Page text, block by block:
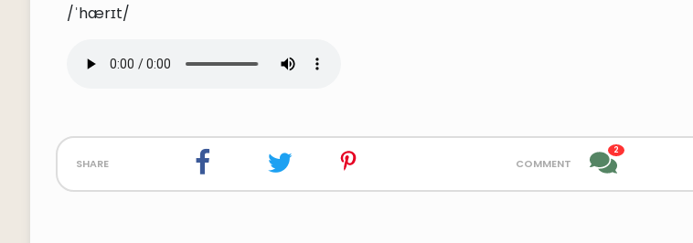
/ˈhærɪt/
share comment
2